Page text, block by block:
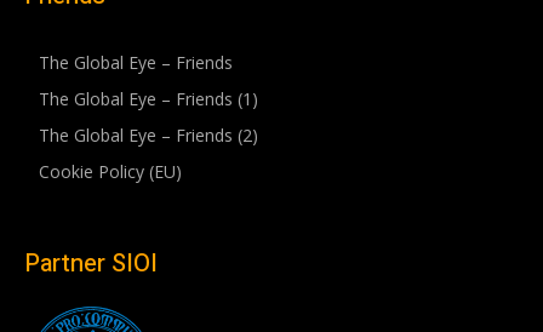
The Global Eye – Friends
The Global Eye – Friends (1)
The Global Eye – Friends (2)
Cookie Policy (EU)
Partner SIOI